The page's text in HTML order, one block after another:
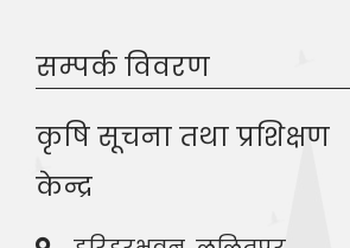
सम्पर्क विवरण
कृषि सूचना तथा प्रशिक्षण
केन्द्र